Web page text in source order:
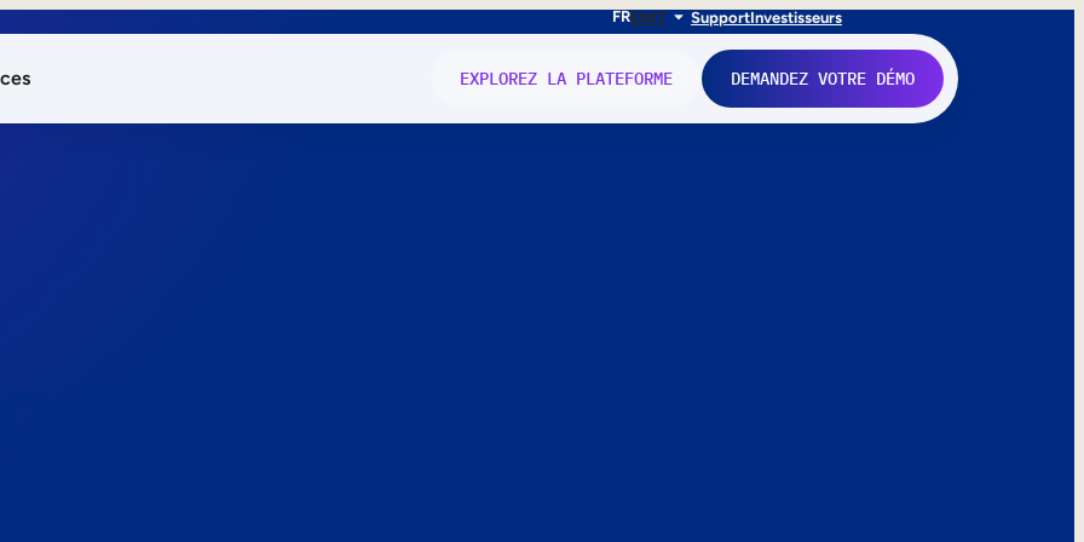
FRENIT SupportInvestisseurs
EXPLOREZ LA PLATEFORME DEMANDEZ VOTRE DÉMO